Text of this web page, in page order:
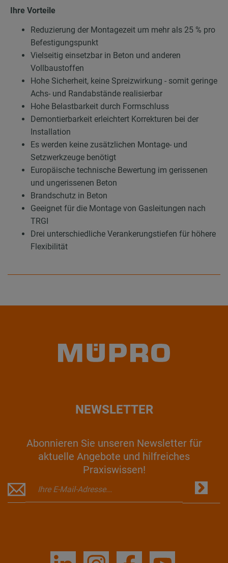
Ihre Vorteile
Reduzierung der Montagezeit um mehr als 25 % pro
Befestigungspunkt
Vielseitig einsetzbar in Beton und anderen
Vollbaustoffen
Hohe Sicherheit, keine Spreizwirkung - somit geringe
Achs- und Randabstände realisierbar
Hohe Belastbarkeit durch Formschluss
Demontierbarkeit erleichtert Korrekturen bei der
Installation
Es werden keine zusätzlichen Montage- und
Setzwerkzeuge benötigt
Europäische technische Bewertung im gerissenen
und ungerissenen Beton
Brandschutz in Beton
Geeignet für die Montage von Gasleitungen nach
TRGI
Drei unterschiedliche Verankerungstiefen für höhere
Flexibilität
NEWSLETTER
Abonnieren Sie unseren Newsletter für
aktuelle Angebote und hilfreiches
Praxiswissen!